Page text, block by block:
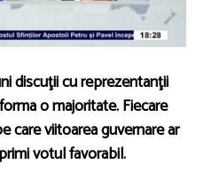
discuţii cu reprezentanţii
o majoritate. Fiecare
care viitoarea guvernare ar
votul favorabil.